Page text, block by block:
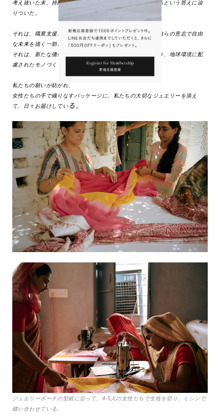
考え抜いた末、持続的に必要とされるパッケージを依頼するという答えに辿
りついた。
それは、職業支援、安定的な収入をもたらし、女性たちが自らの意志で自由
な未来を描く一助となる。
それは、新たな価値を生みだすアップサイクルな循環を築き、地球環境に配
慮されたモノづくりとなる。
私たちの願いが紡がれ、
女性たちの手で織りなすパッケージに、私たちの大切なジュエリーを添え
て、日々お届けしている。
ジュエリーポーチの型紙に沿って、4-5人の女性たちで生地を切り、ミシンで
縫い合わせている。